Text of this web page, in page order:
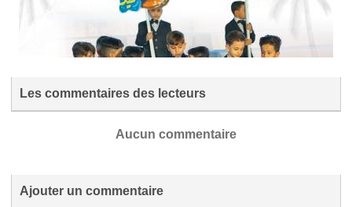
Les commentaires des lecteurs
Aucun commentaire
Ajouter un commentaire